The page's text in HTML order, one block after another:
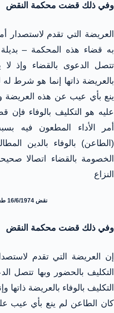
وفي ذلك قضت محكمة النقض
العريضة التي تقدم
به قضاء هذه المحكمة –
تتصل الدعوى بالقضاء وإذ لا
بالعريضة ذاتها إنما هو شرط
ينع بأي عيب عن هذه العريضة
عليه هو التكليف بالوفاء فإن
أمر الأداء المطعون فيه
(الطاعن) بالوفاء بالدين
الخصومة بالقضاء اتصالا
النزاع
نقض 16/6/1974 طعن 56 س 39 ق
وفي ذلك قضت محكمة النقض
إن العريضة التي تقدم
التكليف بالحضور وبها تتصل
التكليف بالوفاء بالعريضة
كان الطاعن لم ينع بأي عيب